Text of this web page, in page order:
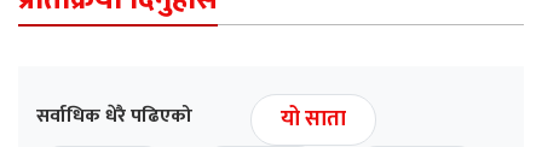
सर्वाधिक धेरै पढिएको
यो साता